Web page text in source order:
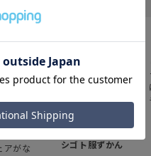
エア
アがな
みんなの
シゴト服ずかん